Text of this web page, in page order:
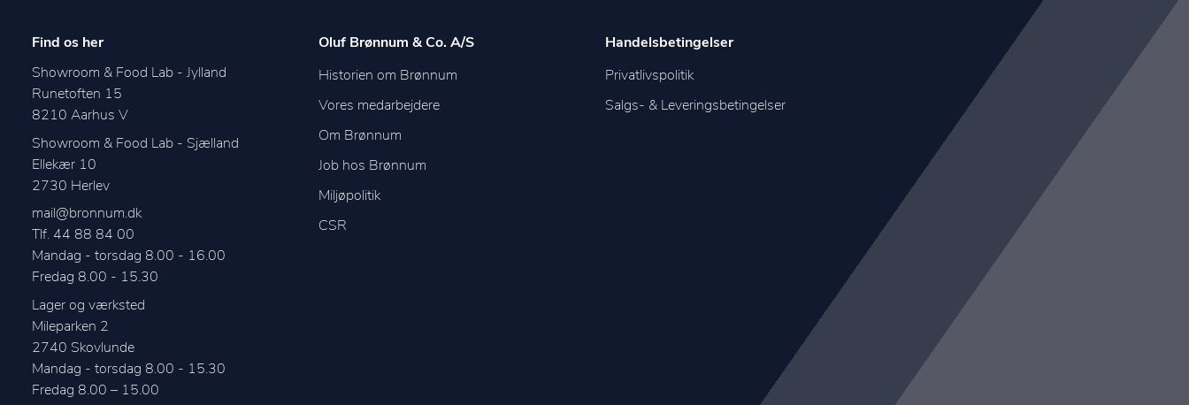
Find os her
Showroom & Food Lab - Jylland
Runetoften 15
8210 Aarhus V
Showroom & Food Lab - Sjælland
Ellekær 10
2730 Herlev
mail@bronnum.dk
Tlf. 44 88 84 00
Mandag - torsdag 8.00 - 16.00
Fredag 8.00 - 15.30
Lager og værksted
Mileparken 2
2740 Skovlunde
Mandag - torsdag 8.00 - 15.30
Oluf Brønnum & Co. A/S
Historien om Brønnum
Vores medarbejdere
Om Brønnum
Job hos Brønnum
Miljøpolitik
CSR
Handelsbetingelser
Privatlivspolitik
Salgs- & Leveringsbetingelser